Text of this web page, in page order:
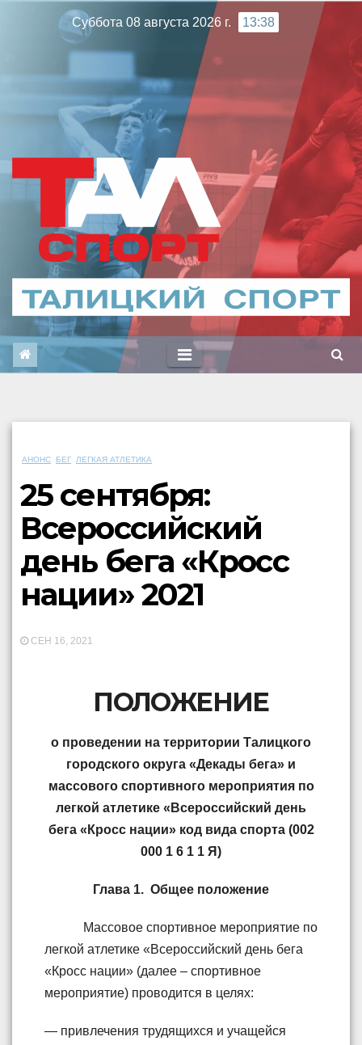
Суббота 08 августа 2026 г. 13:38
АНОНС БЕГ ЛЕГКАЯ АТЛЕТИКА
25 сентября:
Всероссийский
день бега «Кросс
нации» 2021
СЕН 16, 2021
ПОЛОЖЕНИЕ
о проведении на территории Талицкого
городского округа «Декады бега» и
массового спортивного мероприятия по
легкой атлетике «Всероссийский день
бега «Кросс нации» код вида спорта (002
000 1 6 1 1 Я)
Глава 1. Общее положение
Массовое спортивное мероприятие по
легкой атлетике «Всероссийский день бега
«Кросс нации» (далее – спортивное
мероприятие) проводится в целях:
— привлечения трудящихся и учащейся